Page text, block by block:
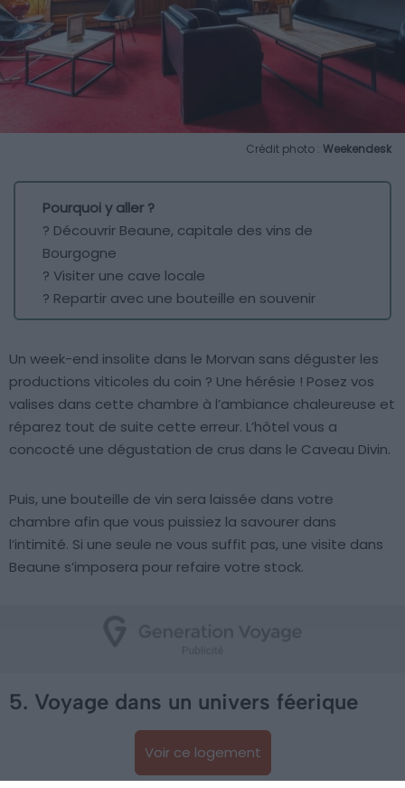
Crédit photo : Weekendesk
Pourquoi y aller ?
? Découvrir Beaune, capitale des vins de
Bourgogne
? Visiter une cave locale
? Repartir avec une bouteille en souvenir
Un week-end insolite dans le Morvan sans déguster les
productions viticoles du coin ? Une hérésie ! Posez vos
valises dans cette chambre à l’ambiance chaleureuse et
réparez tout de suite cette erreur. L’hôtel vous a
concocté une dégustation de crus dans le Caveau Divin.
Puis, une bouteille de vin sera laissée dans votre
chambre afin que vous puissiez la savourer dans
l’intimité. Si une seule ne vous suffit pas, une visite dans
Beaune s’imposera pour refaire votre stock.
5. Voyage dans un univers féerique
Voir ce logement